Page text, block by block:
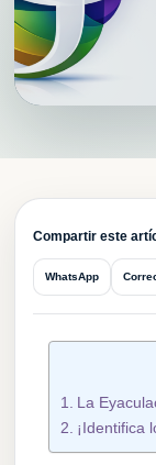
CPV
Compartir este
WhatsApp
La
¡Identifica